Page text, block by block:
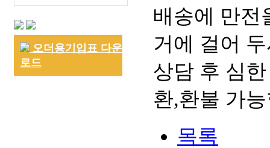
오더용기입표 다운
로드
배송에 만전
거에 걸어
상담 후 심
환,환불 가
목록